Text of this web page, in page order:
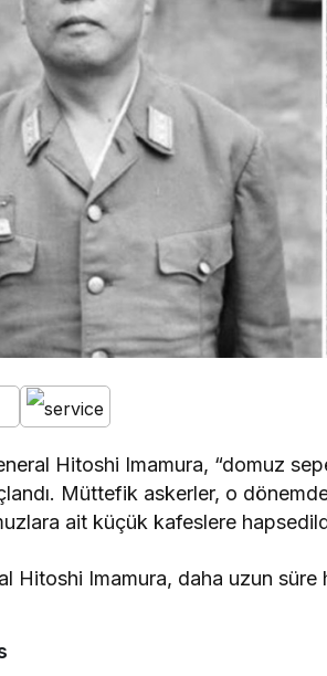
Hitoshi Imamura, “domuz
Müttefik askerler, o
ait küçük kafeslere